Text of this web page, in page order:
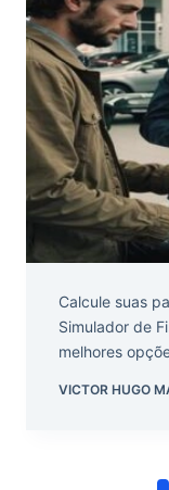
Calcule suas
Simulador de
melhores
VICTOR HUGO